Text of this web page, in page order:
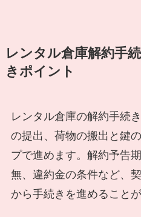
レンタル倉庫解約手
きポイント
レンタル倉庫の解約手続
の提出、荷物の搬出と鍵
プで進めます。解約予告
無、違約金の条件など、
から手続きを進めることが